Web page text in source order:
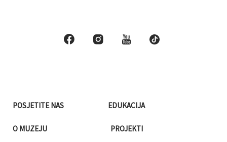
POSJETITE NAS
O MUZEJU
EDUKACIJA
PROJEKTI